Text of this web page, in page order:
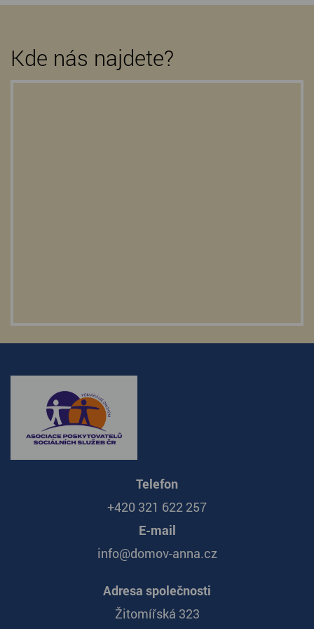
Kde nás najdete?
Telefon
+420 321 622 257
E-mail
info@domov-anna.cz
Adresa společnosti
Žitomířská 323